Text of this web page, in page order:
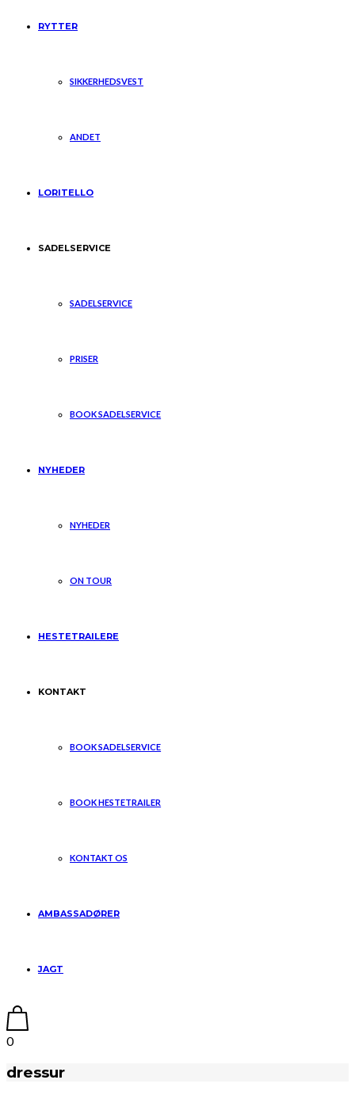
RYTTER
SIKKERHEDSVEST
ANDET
LORITELLO
SADELSERVICE
SADELSERVICE
PRISER
BOOK SADELSERVICE
NYHEDER
NYHEDER
ON TOUR
HESTETRAILERE
KONTAKT
BOOK SADELSERVICE
BOOK HESTETRAILER
KONTAKT OS
AMBASSADØRER
JAGT
0
dressur